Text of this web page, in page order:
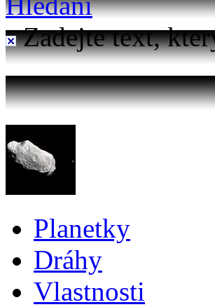
Zadejte text,
Planetky
Dráhy
Vlastnosti